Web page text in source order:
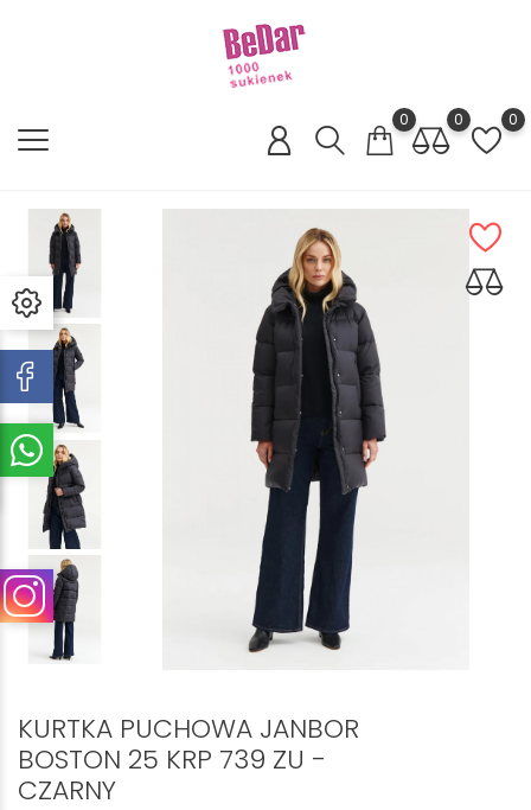
0 0 0
KURTKA PUCHOWA JANBOR
BOSTON 25 KRP 739 ZU -
CZARNY